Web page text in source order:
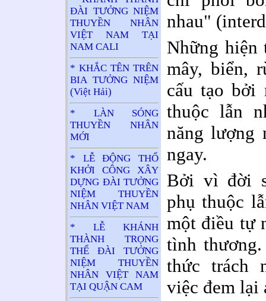
ĐÀI TƯỞNG NIỆM
THUYỀN NHÂN
VIỆT NAM TẠI
NAM CALI
* KHẮC TÊN TRÊN
BIA TƯỞNG NIỆM
(Việt Hải)
* LÀN SÓNG
THUYỀN NHÂN
MỚI
* LỄ ĐỘNG THỔ
KHỞI CÔNG XÂY
DỰNG ĐÀI TƯỞNG
NIỆM THUYỀN
NHÂN VIỆT NAM
* LỄ KHÁNH
THÀNH TRỌNG
THỂ ĐÀI TƯỞNG
NIỆM THUYỀN
NHÂN VIỆT NAM
TẠI QUẬN CAM
nhau"
Những hiện
mây, biển,
cấu tạo bởi
thuộc lẫn
năng lượng
ngay.
Bởi vì đời
phụ thuộc
một điều tự
tình
thức trách
việc đem lại